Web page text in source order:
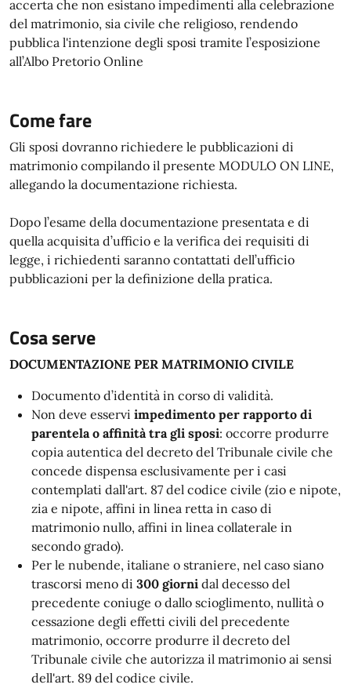
accerta che non esistano impedimenti alla celebrazione
del matrimonio, sia civile che religioso, rendendo
pubblica l'intenzione degli sposi tramite l’esposizione
all’Albo Pretorio Online
Come fare
Gli sposi dovranno richiedere le pubblicazioni di
matrimonio compilando il presente MODULO ON LINE,
allegando la documentazione richiesta.
Dopo l’esame della documentazione presentata e di
quella acquisita d’ufficio e la verifica dei requisiti di
legge, i richiedenti saranno contattati dell’ufficio
pubblicazioni per la definizione della pratica.
Cosa serve
DOCUMENTAZIONE PER MATRIMONIO CIVILE
Documento d’identità in corso di validità.
Non deve esservi impedimento per rapporto di
parentela o affinità tra gli sposi: occorre produrre
copia autentica del decreto del Tribunale civile che
concede dispensa esclusivamente per i casi
contemplati dall'art. 87 del codice civile (zio e nipote,
zia e nipote, affini in linea retta in caso di
matrimonio nullo, affini in linea collaterale in
secondo grado).
Per le nubende, italiane o straniere, nel caso siano
trascorsi meno di 300 giorni dal decesso del
precedente coniuge o dallo scioglimento, nullità o
cessazione degli effetti civili del precedente
matrimonio, occorre produrre il decreto del
Tribunale civile che autorizza il matrimonio ai sensi
dell'art. 89 del codice civile.